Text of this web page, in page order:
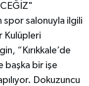
spor salonuyla ilgili
Kulüpleri
“Kırıkkale’de
başka bir işe
Dokuzuncu